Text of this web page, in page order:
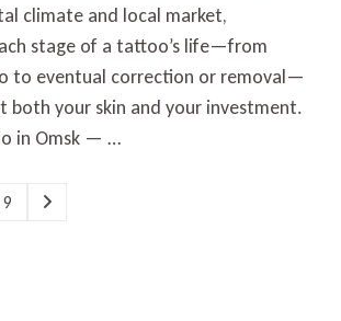
climate and local market,
stage of a tattoo’s life—from
to eventual correction or removal—
both your skin and your investment.
in Omsk — …
Страница
9